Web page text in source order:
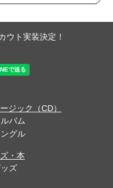
ウト実装決定！
ジック（CD）
バム
グル
・本
ズ